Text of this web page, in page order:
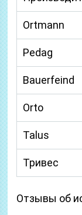
Ortmann
Pedag
Bauerfeind
Orto
Talus
Тривес
Отзывы об